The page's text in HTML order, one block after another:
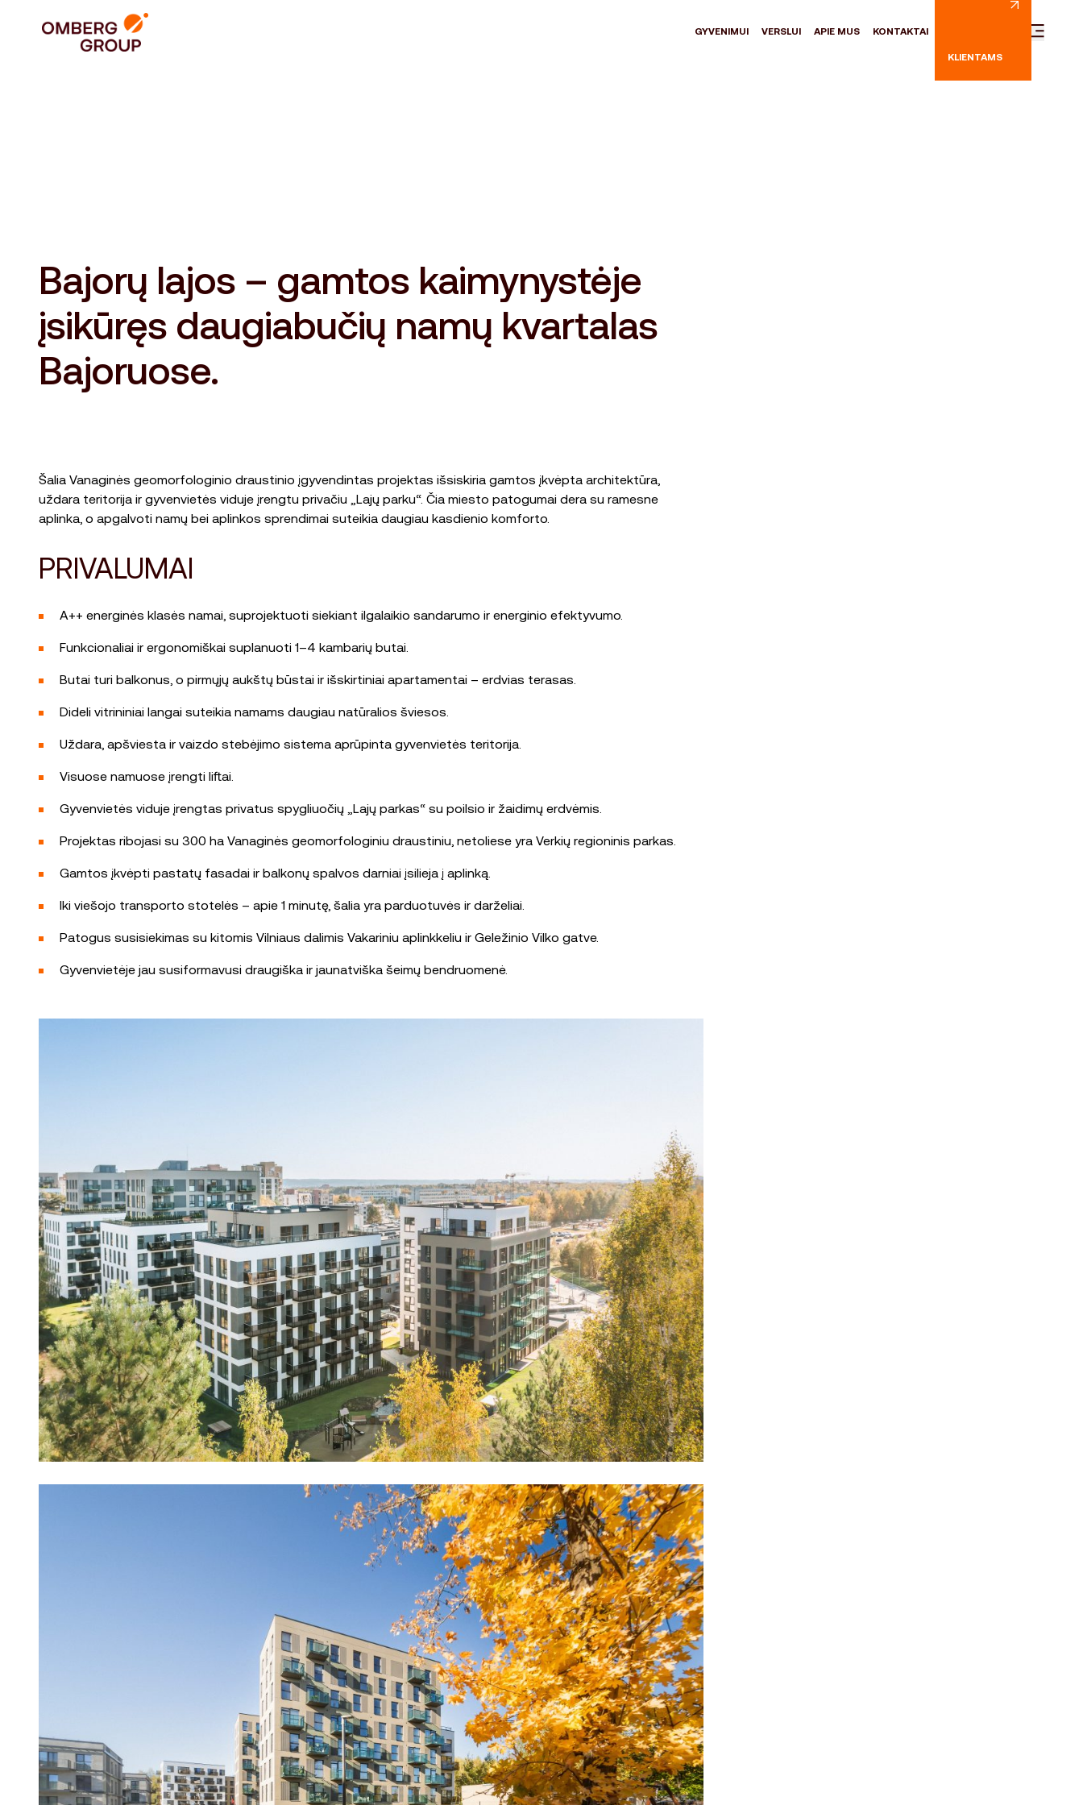
GYVENIMUI VERSLUI APIE MUS KONTAKTAI
KLIENTAMS
Bajorų lajos – gamtos kaimynystėje
įsikūręs daugiabučių namų kvartalas
Bajoruose.
Šalia Vanaginės geomorfologinio draustinio įgyvendintas projektas išsiskiria gamtos įkvėpta architektūra,
uždara teritorija ir gyvenvietės viduje įrengtu privačiu „Lajų parku“. Čia miesto patogumai dera su ramesne
aplinka, o apgalvoti namų bei aplinkos sprendimai suteikia daugiau kasdienio komforto.
PRIVALUMAI
A++ energinės klasės namai, suprojektuoti siekiant ilgalaikio sandarumo ir energinio efektyvumo.
Funkcionaliai ir ergonomiškai suplanuoti 1–4 kambarių butai.
Butai turi balkonus, o pirmųjų aukštų būstai ir išskirtiniai apartamentai – erdvias terasas.
Dideli vitrininiai langai suteikia namams daugiau natūralios šviesos.
Uždara, apšviesta ir vaizdo stebėjimo sistema aprūpinta gyvenvietės teritorija.
Visuose namuose įrengti liftai.
Gyvenvietės viduje įrengtas privatus spygliuočių „Lajų parkas“ su poilsio ir žaidimų erdvėmis.
Projektas ribojasi su 300 ha Vanaginės geomorfologiniu draustiniu, netoliese yra Verkių regioninis parkas.
Gamtos įkvėpti pastatų fasadai ir balkonų spalvos darniai įsilieja į aplinką.
Iki viešojo transporto stotelės – apie 1 minutę, šalia yra parduotuvės ir darželiai.
Patogus susisiekimas su kitomis Vilniaus dalimis Vakariniu aplinkkeliu ir Geležinio Vilko gatve.
Gyvenvietėje jau susiformavusi draugiška ir jaunatviška šeimų bendruomenė.